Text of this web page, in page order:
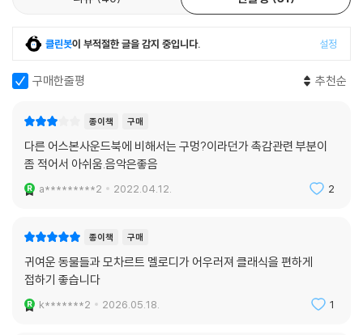
클린봇이 부적절한 글을 감지 중입니다. 설정
구매한줄평 추천순
종이책 구매
다른 어스본사운드북에 비해서는 구멍?이라던가 촉감관련 부분이
좀 적어서 아쉬움.음악은좋음
a*********2 2022.04.12. 2
종이책 구매
귀여운 동물들과 모차르트 멜로디가 어우러져 클래식을 편하게
접하기 좋습니다
k*******2 2026.05.18. 1